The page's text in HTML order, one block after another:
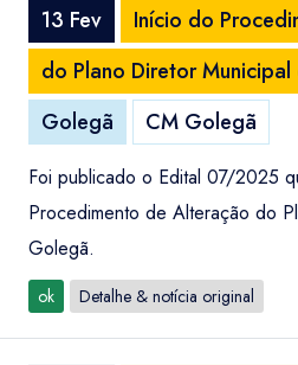
13 Fev
Início do
do Plano Diretor
Golegã
CM Golegã
Foi publicado o Edital 07/2025
Procedimento de Alteração do
Golegã.
ok Detalhe & notícia original